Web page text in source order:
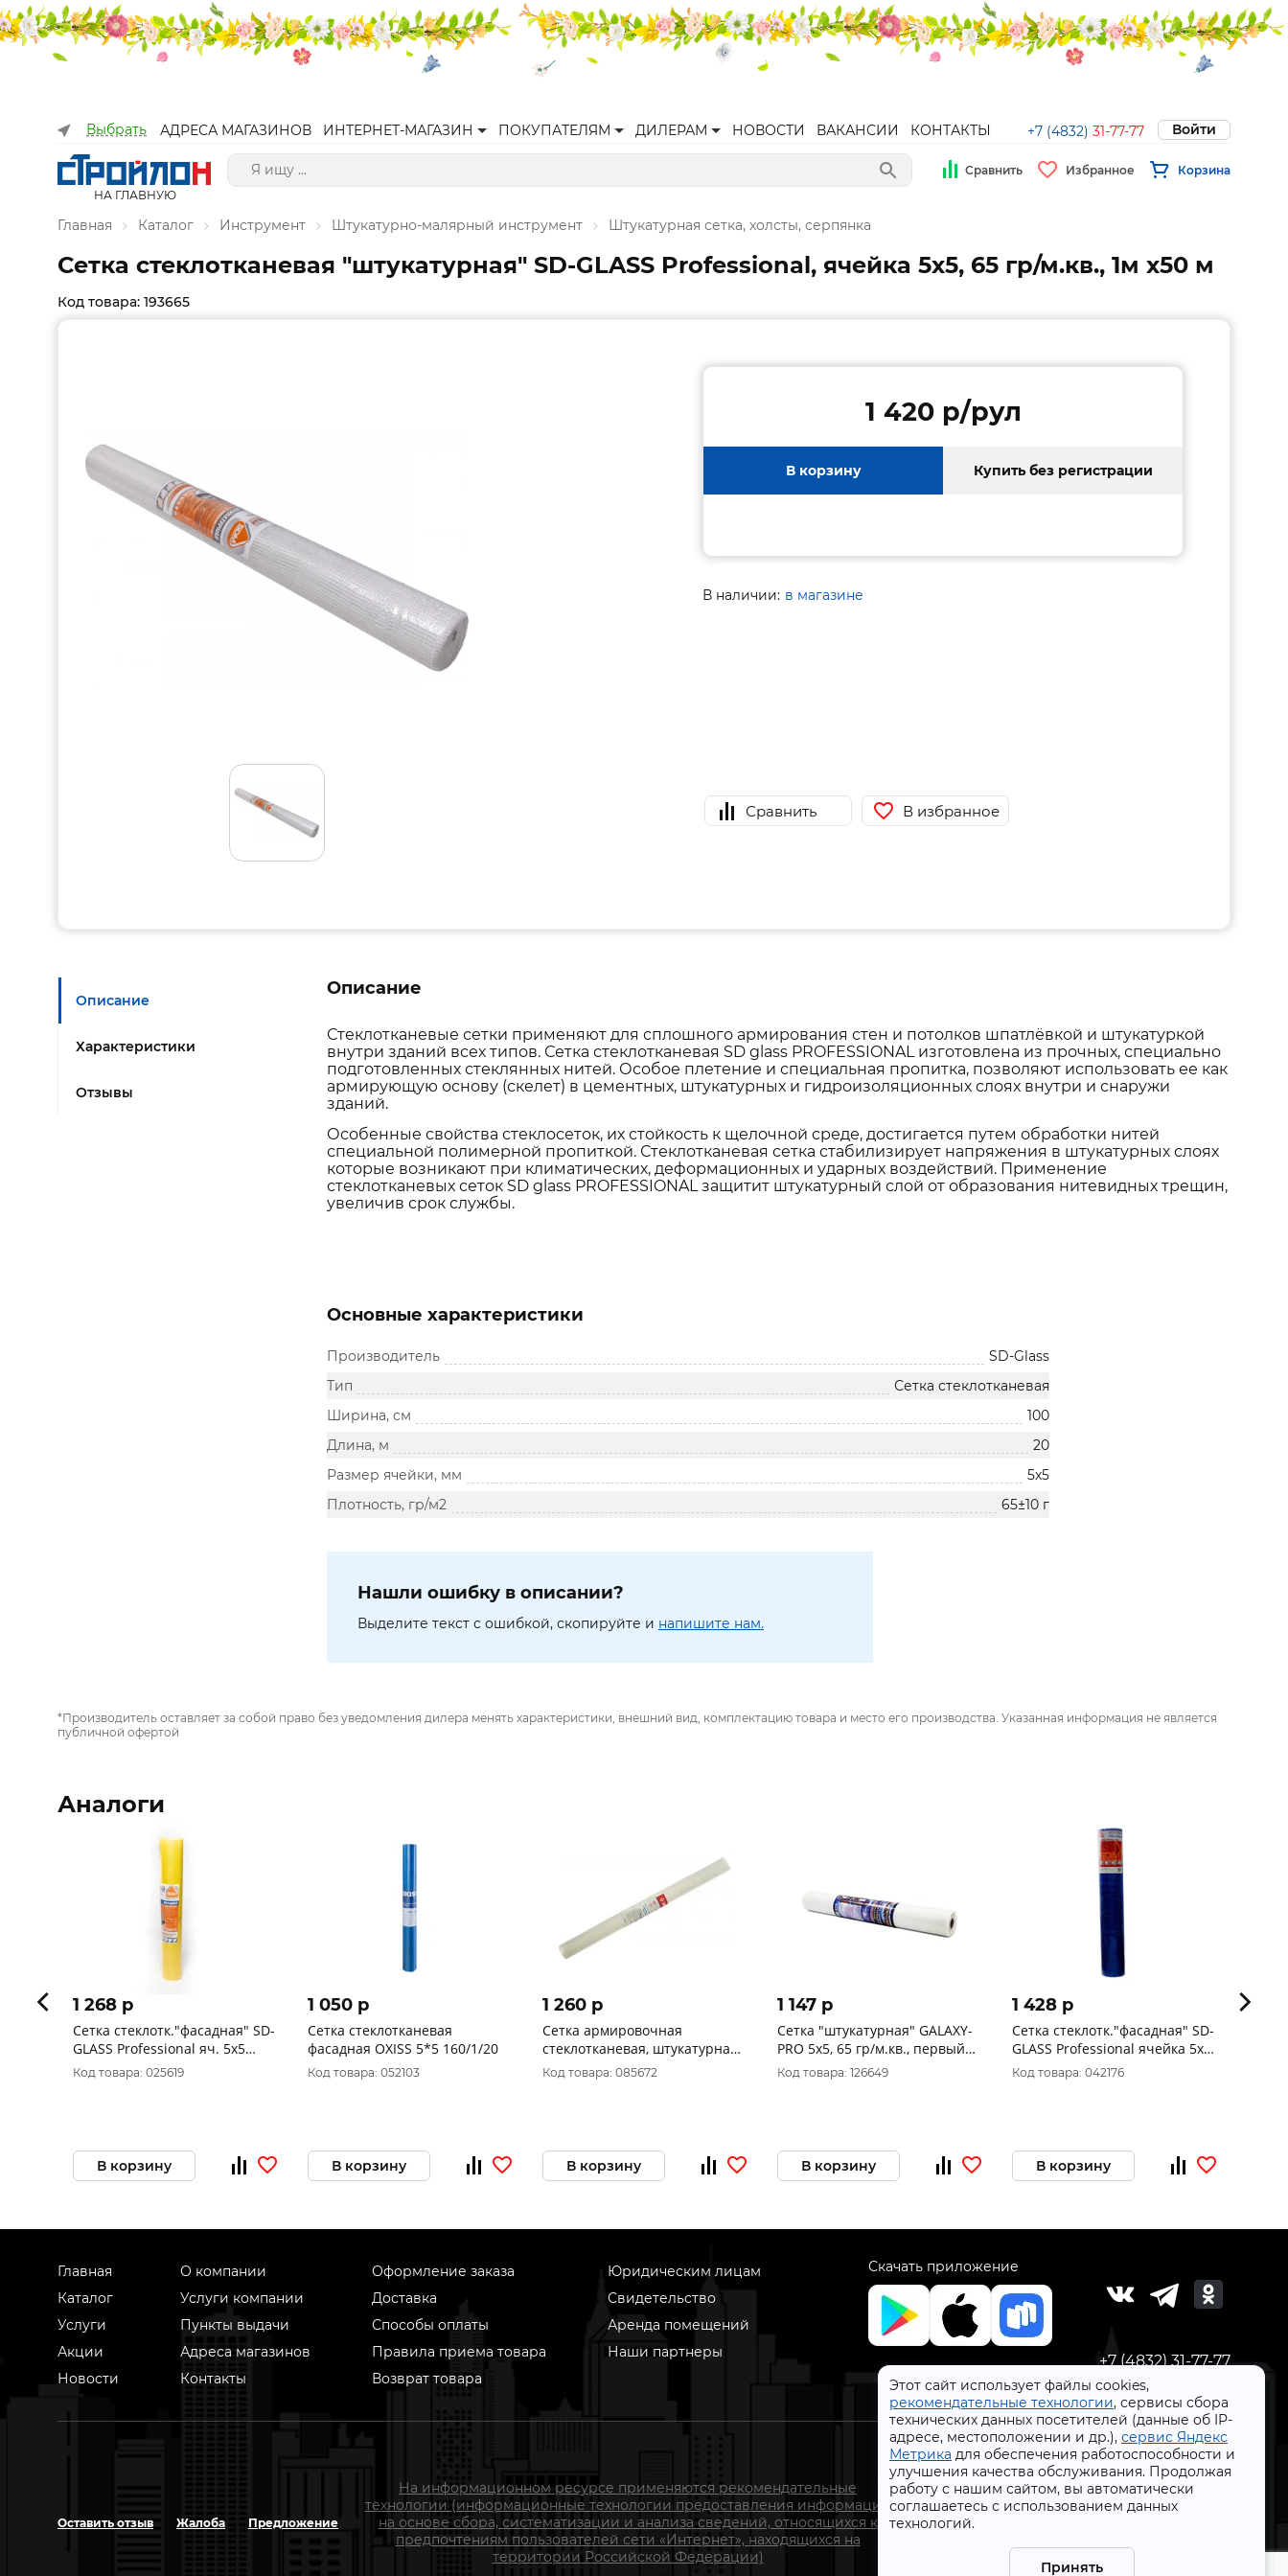
Выбрать АДРЕСА МАГАЗИНОВ ИНТЕРНЕТ-МАГАЗИН ПОКУПАТЕЛЯМ ДИЛЕРАМ НОВОСТИ ВАКАНСИИ КОНТАКТЫ +7 (4832) 31-77-77 Войти
НА ГЛАВНУЮ
Сравнить Избранное Корзина
Главная Каталог Инструмент Штукатурно-малярный инструмент Штукатурная сетка, холсты, серпянка
Этот сайт использует файлы cookies,
рекомендательные технологии, сервисы сбора
технических данных посетителей (данные об IP-
адресе, местоположении и др.), сервис Яндекс
Метрика для обеспечения работоспособности и
улучшения качества обслуживания. Продолжая
работу с нашим сайтом, вы автоматически
соглашаетесь с использованием данных
технологий.
Принять
Сетка стеклотканевая "штукатурная" SD-GLASS Professional, ячейка 5х5, 65 гр/м.кв., 1м х50 м
Код товара: 193665
1 420 p/рул
В корзину Купить без регистрации
В наличии: в магазине
Сравнить В избранное
Описание
Характеристики
Отзывы
Описание
Стеклотканевые сетки применяют для сплошного армирования стен и потолков шпатлёвкой и штукатуркой
внутри зданий всех типов. Сетка стеклотканевая SD glass PROFESSIONAL изготовлена из прочных, специально
подготовленных стеклянных нитей. Особое плетение и специальная пропитка, позволяют использовать ее как
армирующую основу (скелет) в цементных, штукатурных и гидроизоляционных слоях внутри и снаружи
зданий.
Особенные свойства стеклосеток, их стойкость к щелочной среде, достигается путем обработки нитей
специальной полимерной пропиткой. Стеклотканевая сетка стабилизирует напряжения в штукатурных слоях
которые возникают при климатических, деформационных и ударных воздействий. Применение
стеклотканевых сеток SD glass PROFESSIONAL защитит штукатурный слой от образования нитевидных трещин,
увеличив срок службы.
Основные характеристики
Производитель
SD-Glass
Тип
Сетка стеклотканевая
Ширина, см
100
Длина, м
20
Размер ячейки, мм
5х5
Плотность, гр/м2
65±10 г
Нашли ошибку в описании?
Выделите текст с ошибкой, скопируйте и напишите нам.
*Производитель оставляет за собой право без уведомления дилера менять характеристики, внешний вид, комплектацию товара и место его производства. Указанная информация не является
публичной офертой
Аналоги
1 268 p
Сетка стеклотк."фасадная" SD-
GLASS Professional яч. 5х5
145гр/м2 0629 1х20м
Код товара: 025619
В корзину
1 050 p
Сетка стеклотканевая
фасадная OXISS 5*5 160/1/20
Код товара: 052103
В корзину
1 260 p
Сетка армировочная
стеклотканевая, штукатурная,
яч. 5х5 мм, 100см х 20м, ЗУБР
1245-100-20
Код товара: 085672
В корзину
1 147 p
Сетка "штукатурная" GALAXY-
PRO 5х5, 65 гр/м.кв., первый
сорт 1м х 20 м (18 м)
Код товара: 126649
В корзину
1 428 p
Сетка стеклотк."фасадная" SD-
GLASS Professional ячейка 5х5
160гр/м2 1мх20м
Код товара: 042176
В корзину
2
Главная
Каталог
Услуги
Акции
Новости
О компании
Услуги компании
Пункты выдачи
Адреса магазинов
Контакты
Оформление заказа
Доставка
Способы оплаты
Правила приема товара
Возврат товара
Юридическим лицам
Свидетельство
Аренда помещений
Наши партнеры
Скачать приложение
+7 (4832) 31-77-77
Оставить отзыв Жалоба Предложение
На информационном ресурсе применяются рекомендательные
технологии (информационные технологии предоставления информации
на основе сбора, систематизации и анализа сведений, относящихся к
предпочтениям пользователей сети «Интернет», находящихся на
территории Российской Федерации)
СтройлоН 1998-2026 г.
Публичная оферта
Обработка персональных данных
Политика конфиденциальности сервисов Яндекс